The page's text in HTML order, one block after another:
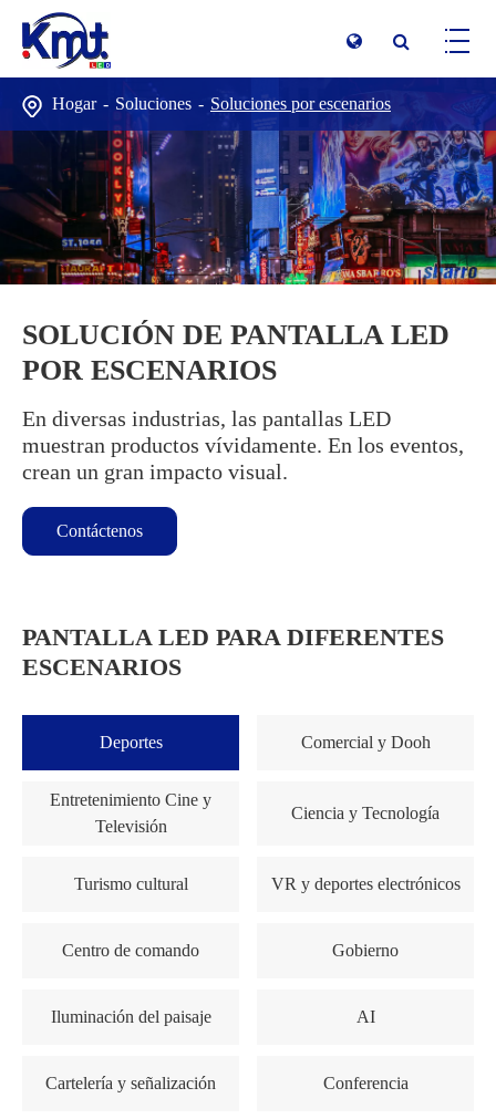
SOLUCIÓN DE PANTALLA LED
POR ESCENARIOS
En diversas industrias, las pantallas LED
muestran productos vívidamente. En los eventos,
crean un gran impacto visual.
Contáctenos
Hogar Soluciones Soluciones por escenarios
PANTALLA LED PARA DIFERENTES
ESCENARIOS
Deportes Comercial y Dooh
Entretenimiento Cine y
Televisión
Ciencia y Tecnología
Turismo cultural VR y deportes electrónicos
Centro de comando Gobierno
Iluminación del paisaje AI
Cartelería y señalización Conferencia